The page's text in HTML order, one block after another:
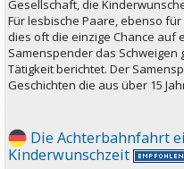
Gesellschaft, die
Für lesbische Paare, ebenso
dies oft die einzige Chance auf
Samenspender das
Tätigkeit berichtet. Der
Geschichten die aus über 15
Die Achterbahnfahrt
Kinderwunschzeit